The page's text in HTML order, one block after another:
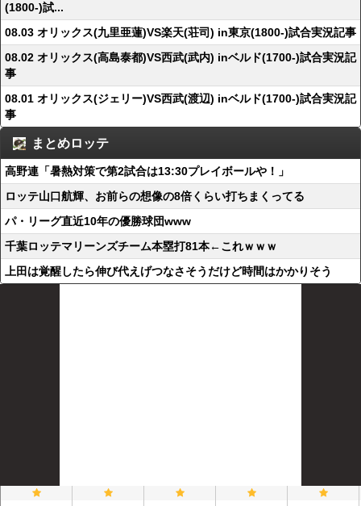
(1800-)試...
08.03 オリックス(九里亜蓮)VS楽天(荘司) in東京(1800-)試合実況記事
08.02 オリックス(高島泰都)VS西武(武内) inベルド(1700-)試合実況記
事
08.01 オリックス(ジェリー)VS西武(渡辺) inベルド(1700-)試合実況記
事
まとめロッテ
高野連「暑熱対策で第2試合は13:30プレイボールや！」
ロッテ山口航輝、お前らの想像の8倍くらい打ちまくってる
パ・リーグ直近10年の優勝球団www
千葉ロッテマリーンズチーム本塁打81本←これｗｗｗ
上田は覚醒したら伸び代えげつなさそうだけど時間はかかりそう